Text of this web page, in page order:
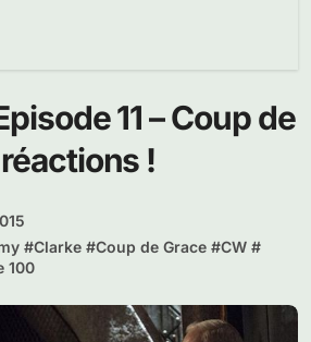
11 – Coup de
!
#Clarke #Coup de Grace #CW #
100